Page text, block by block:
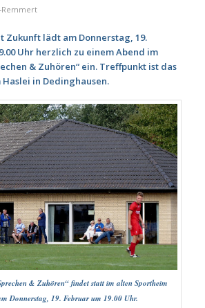
Remmert
Zukunft lädt am Donnerstag, 19.
Uhr herzlich zu einem Abend im
& Zuhören“ ein. Treffpunkt ist das
in Dedinghausen.
& Zuhören“ findet statt im alten Sportheim
Donnerstag, 19. Februar um 19.00 Uhr.